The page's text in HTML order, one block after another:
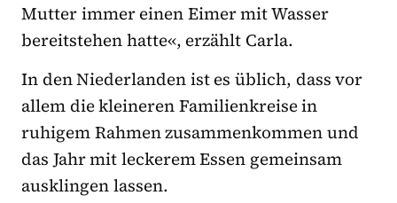
Mutter immer einen Eimer mit Wasser
bereitstehen hatte«, erzählt Carla.
In den Niederlanden ist es üblich, dass vor
allem die kleineren Familienkreise in
ruhigem Rahmen zusammenkommen und
das Jahr mit leckerem Essen gemeinsam
ausklingen lassen.